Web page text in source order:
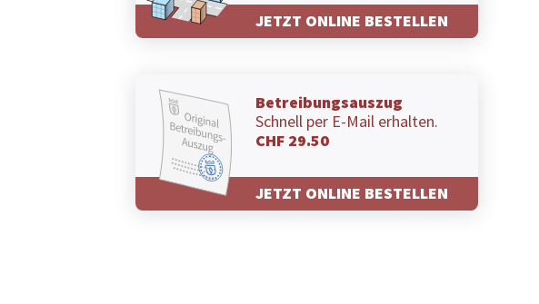
JETZT ONLINE BESTELLEN
Betreibungsauszug
Schnell per E-Mail erhalten.
CHF 29.50
JETZT ONLINE BESTELLEN